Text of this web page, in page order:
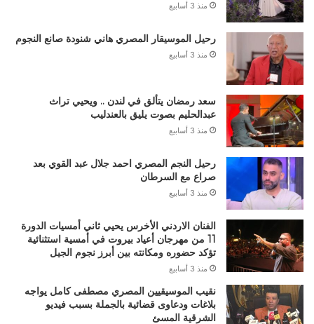
منذ 3 أسابيع
رحيل الموسيقار المصري هاني شنودة صانع النجوم
منذ 3 أسابيع
سعد رمضان يتألق في لندن .. ويحيي تراث
عبدالحليم بصوت يليق بالعندليب
منذ 3 أسابيع
رحيل النجم المصري احمد جلال عبد القوي بعد
صراع مع السرطان
منذ 3 أسابيع
الفنان الاردني الأخرس يحيي ثاني أمسيات الدورة
11 من مهرجان أعياد بيروت في أمسية استثنائية
تؤكد حضوره ومكانته بين أبرز نجوم الجيل
منذ 3 أسابيع
نقيب الموسيقيين المصري مصطفى كامل يواجه
بلاغات ودعاوى قضائية بالجملة بسبب فيديو
الشرقية المسئ